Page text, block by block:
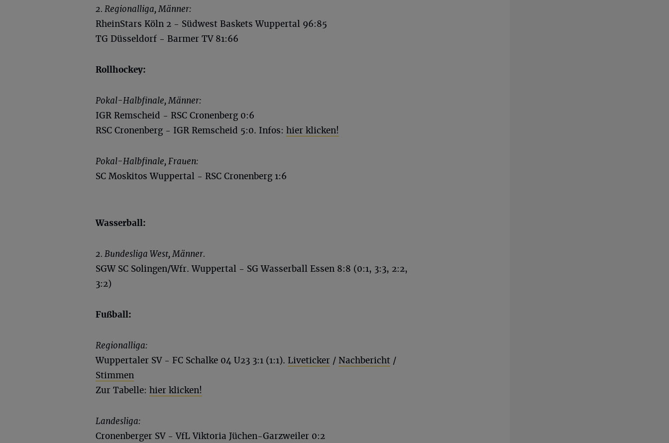
2. Regionalliga, Männer:
RheinStars Köln 2 - Südwest Baskets Wuppertal 96:85
TG Düsseldorf - Barmer TV 81:66
Rollhockey:
Pokal-Halbfinale, Männer:
IGR Remscheid - RSC Cronenberg 0:6
RSC Cronenberg - IGR Remscheid 5:0. Infos: hier klicken!
Pokal-Halbfinale, Frauen:
SC Moskitos Wuppertal - RSC Cronenberg 1:6
Wasserball:
2. Bundesliga West, Männer.
SGW SC Solingen/Wfr. Wuppertal - SG Wasserball Essen 8:8 (0:1, 3:3, 2:2,
3:2)
Fußball:
Regionalliga:
Wuppertaler SV - FC Schalke 04 U23 3:1 (1:1). Liveticker / Nachbericht /
Stimmen
Zur Tabelle: hier klicken!
Landesliga:
Cronenberger SV - VfL Viktoria Jüchen-Garzweiler 0:2